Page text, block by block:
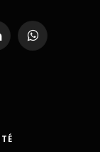
WhatsApp